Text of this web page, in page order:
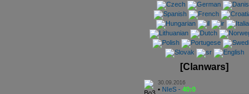
[Clanwars]
30.09.2016
• NIeS - 40:0